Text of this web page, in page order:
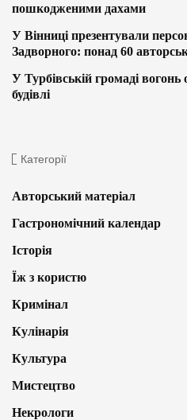
пошкодженими дахами
У Вінниці презентували
Задворного: понад 60
У Турбівській громаді вогонь
будівлі
Категорії
Авторський матеріал
Гастрономічний календар
Історія
Їж з користю
Кримінал
Кулінарія
Культура
Мистецтво
Некрологи